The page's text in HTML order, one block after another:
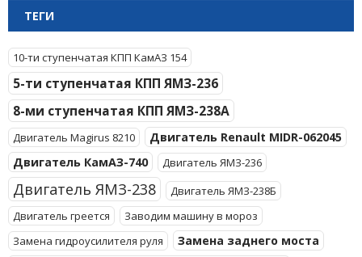
ТЕГИ
10-ти ступенчатая КПП КамАЗ 154
5-ти ступенчатая КПП ЯМЗ-236
8-ми ступенчатая КПП ЯМЗ-238А
Двигатель Magirus 8210
Двигатель Renault MIDR-062045
Двигатель КамАЗ-740
Двигатель ЯМЗ-236
Двигатель ЯМЗ-238
Двигатель ЯМЗ-238Б
Двигатель греется
Заводим машину в мороз
Замена гидроусилителя руля
Замена заднего моста